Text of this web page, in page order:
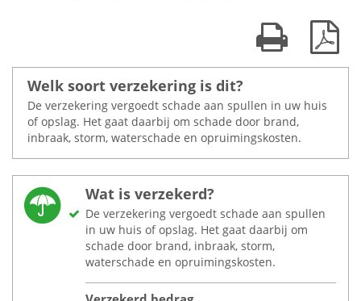
Print kaart
Welk soort verzekering is dit?
De verzekering vergoedt schade aan spullen in uw huis
of opslag. Het gaat daarbij om schade door brand,
inbraak, storm, waterschade en opruimingskosten.
Wat is verzekerd?
De verzekering vergoedt schade aan spullen
in uw huis of opslag. Het gaat daarbij om
schade door brand, inbraak, storm,
waterschade en opruimingskosten.